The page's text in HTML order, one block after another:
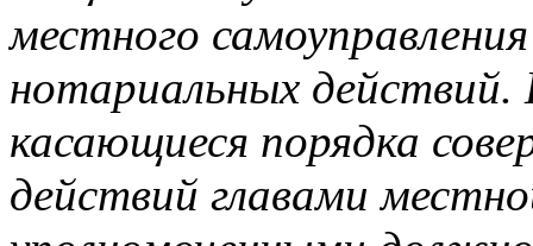
местного
нотариальных действий.
касающиеся порядка
действий главами